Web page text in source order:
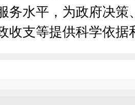
务水平，为政府决策
收支等提供科学依据